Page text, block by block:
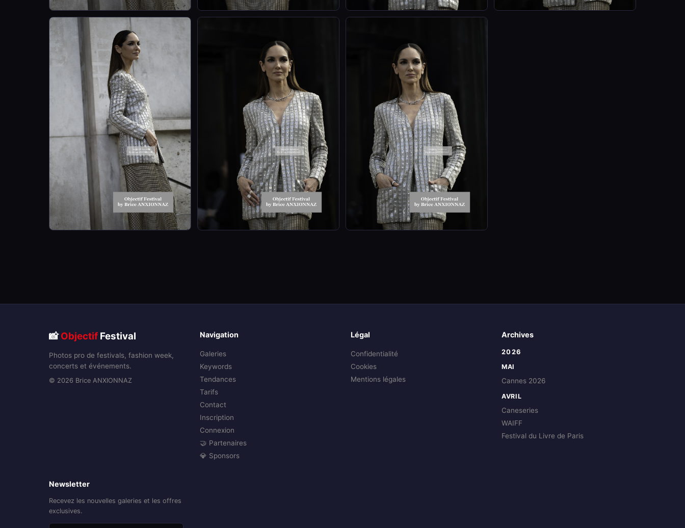
📸Objectif Festival
Photos pro de festivals, fashion week,
concerts et événements.
© 2026 Brice ANXIONNAZ
Navigation
Galeries
Keywords
Tendances
Tarifs
Contact
Inscription
Connexion
🤝 Partenaires
💎 Sponsors
Légal
Confidentialité
Cookies
Mentions légales
Archives
2026
MAI
Cannes 2026
AVRIL
Caneseries
WAIFF
Festival du Livre de Paris
Newsletter
Recevez les nouvelles galeries et les offres
exclusives.